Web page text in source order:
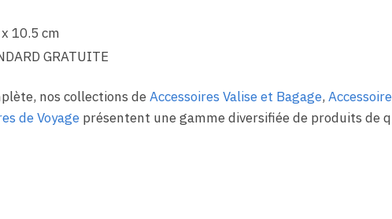
10.5 cm
GRATUITE
nos collections deAccessoires Valise et Bagage,
de Voyageprésentent une gamme diversifiée de produits de